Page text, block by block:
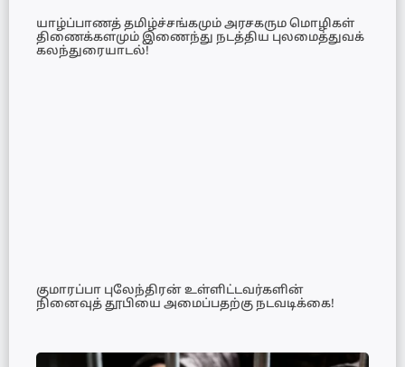
யாழ்ப்பாணத் தமிழ்ச்சங்கமும் அரசகரும மொழிகள்
திணைக்களமும் இணைந்து நடத்திய புலமைத்துவக்
கலந்துரையாடல்!
குமாரப்பா புலேந்திரன் உள்ளிட்டவர்களின்
நினைவுத் தூபியை அமைப்பதற்கு நடவடிக்கை!